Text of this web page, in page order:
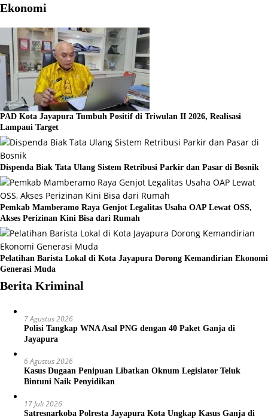
Ekonomi
PAD Kota Jayapura Tumbuh Positif di Triwulan II 2026, Realisasi
Lampaui Target
Dispenda Biak Tata Ulang Sistem Retribusi Parkir dan Pasar di Bosnik
Pemkab Mamberamo Raya Genjot Legalitas Usaha OAP Lewat OSS,
Akses Perizinan Kini Bisa dari Rumah
Pelatihan Barista Lokal di Kota Jayapura Dorong Kemandirian Ekonomi
Generasi Muda
Berita Kriminal
7 Agustus 2026
Polisi Tangkap WNA Asal PNG dengan 40 Paket Ganja di
Jayapura
6 Agustus 2026
Kasus Dugaan Penipuan Libatkan Oknum Legislator Teluk
Bintuni Naik Penyidikan
17 Juli 2026
Satresnarkoba Polresta Jayapura Kota Ungkap Kasus Ganja di